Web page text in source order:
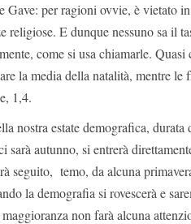
Gave: per ragioni ovvie, è vietato
religiose. E dunque nessuno sa il
come si usa chiamarle. Quasi
la media della natalità, mentre le
1,4.
nostra estate demografica,
sarà autunno, si entrerà
seguito, temo, da alcuna
la demografia si rovescerà e
maggioranza non farà alcuna